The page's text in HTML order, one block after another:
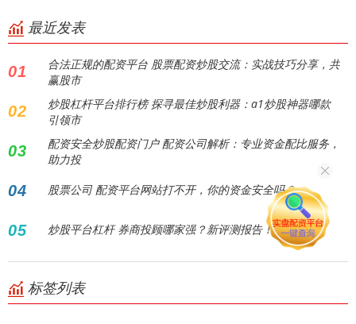
最近发表
01
合法正规的配资平台 股票配资炒股交流：实战技巧分享，共
赢股市
02
炒股杠杆平台排行榜 探寻最佳炒股利器：a1炒股神器哪款
引领市
03
配资安全炒股配资门户 配资公司解析：专业资金配比服务，
助力投
04 股票公司 配资平台网站打不开，你的资金安全吗？
05 炒股平台杠杆 券商投顾哪家强？新评测报告！
标签列表